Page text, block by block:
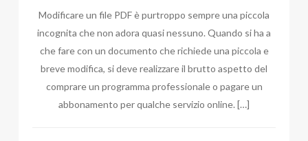
Modificare un file PDF è purtroppo sempre una piccola
incognita che non adora quasi nessuno. Quando si ha a
che fare con un documento che richiede una piccola e
breve modifica, si deve realizzare il brutto aspetto del
comprare un programma professionale o pagare un
abbonamento per qualche servizio online. […]